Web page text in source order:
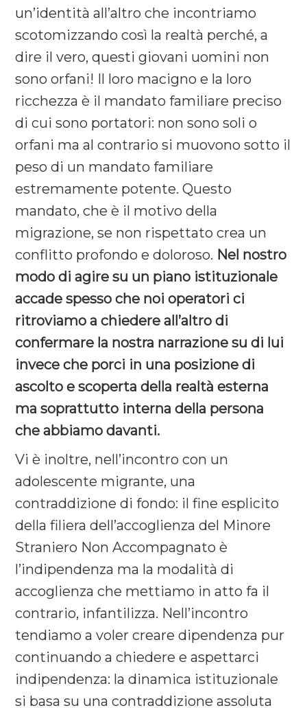
un’identità all’altro che incontriamo
scotomizzando così la realtà perché, a
dire il vero, questi giovani uomini non
sono orfani! Il loro macigno e la loro
ricchezza è il mandato familiare preciso
di cui sono portatori: non sono soli o
orfani ma al contrario si muovono sotto il
peso di un mandato familiare
estremamente potente. Questo
mandato, che è il motivo della
migrazione, se non rispettato crea un
conflitto profondo e doloroso. Nel nostro
modo di agire su un piano istituzionale
accade spesso che noi operatori ci
ritroviamo a chiedere all’altro di
confermare la nostra narrazione su di lui
invece che porci in una posizione di
ascolto e scoperta della realtà esterna
ma soprattutto interna della persona
che abbiamo davanti.
Vi è inoltre, nell’incontro con un
adolescente migrante, una
contraddizione di fondo: il fine esplicito
della filiera dell’accoglienza del Minore
Straniero Non Accompagnato è
l’indipendenza ma la modalità di
accoglienza che mettiamo in atto fa il
contrario, infantilizza. Nell’incontro
tendiamo a voler creare dipendenza pur
continuando a chiedere e aspettarci
indipendenza: la dinamica istituzionale
si basa su una contraddizione assoluta